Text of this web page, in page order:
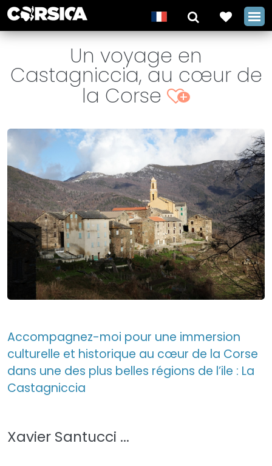
Un voyage en
Castagniccia, au cœur de
la Corse +
Accompagnez-moi pour une immersion
culturelle et historique au cœur de la Corse
dans une des plus belles régions de l’ile : La
Castagniccia
Xavier Santucci ...